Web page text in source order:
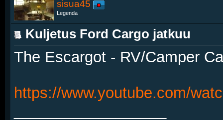
sisua45
Legenda
Kuljetus Ford Cargo jatkuu
The Escargot - RV/Camper
https://www.youtube.com/